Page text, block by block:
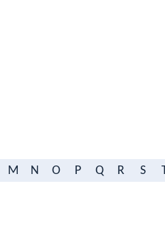
M N O P Q R S